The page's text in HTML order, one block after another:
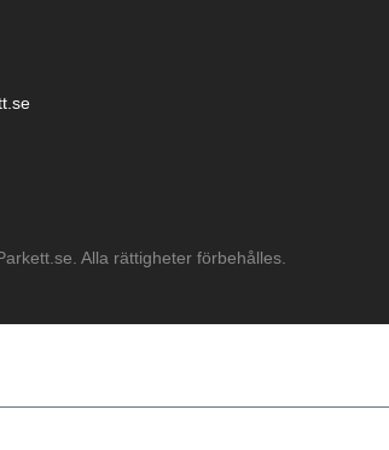
Alla rättigheter förbehålles.